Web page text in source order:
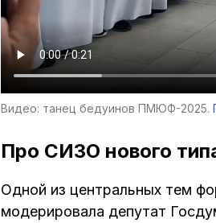
Видео: танец бедуинов ПМЮФ-2025.
Про СИЗО нового
Одной из центральных тем
модерировала депутат